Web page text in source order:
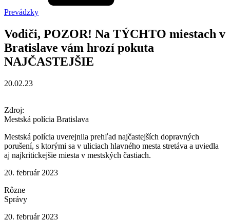
Prevádzky
Vodiči, POZOR! Na TÝCHTO miestach v
Bratislave vám hrozí pokuta
NAJČASTEJŠIE
20.02.23
Zdroj:
Mestská polícia Bratislava
Mestská polícia uverejnila prehľad najčastejších dopravných
porušení, s ktorými sa v uliciach hlavného mesta stretáva a uviedla
aj najkritickejšie miesta v mestských častiach.
20. február 2023
Rôzne
Správy
20. február 2023